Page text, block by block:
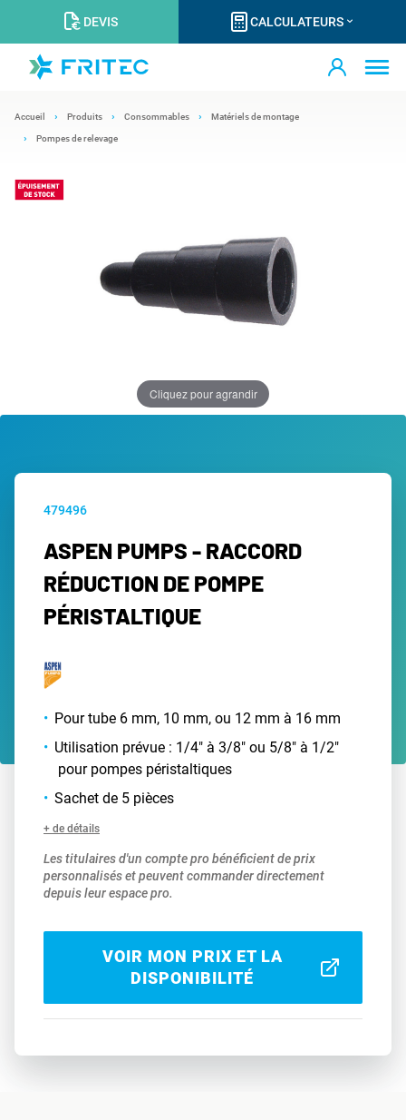
DEVIS CALCULATEURS
Accueil Produits Consommables Matériels de montage
Pompes de relevage
Cliquez pour agrandir
479496
ASPEN PUMPS - RACCORD
RÉDUCTION DE POMPE
PÉRISTALTIQUE
Pour tube 6 mm, 10 mm, ou 12 mm à 16 mm
Utilisation prévue : 1/4" à 3/8" ou 5/8" à 1/2"
pour pompes péristaltiques
Sachet de 5 pièces
+ de détails
Les titulaires d'un compte pro bénéficient de prix
personnalisés et peuvent commander directement
depuis leur espace pro.
VOIR MON PRIX ET LA
DISPONIBILITÉ